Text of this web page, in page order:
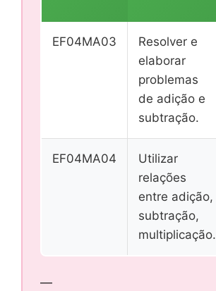
EF04MA03
Resolver e
elaborar
problemas
de adição e
subtração.
EF04MA04
Utilizar
relações
entre adição,
subtração,
multiplicação.
—